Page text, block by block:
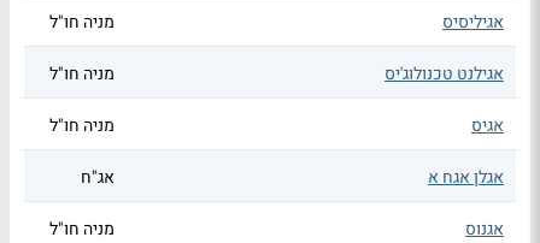
אגיליסיס מניה חו"ל
אגילנט טכנולוג'יס מניה חו"ל
אגיס מניה חו"ל
אגלן אגח א אג"ח
אגנוס מניה חו"ל